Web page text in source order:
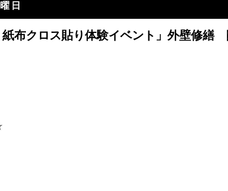
日
紙布クロス貼り体験イベント」外壁修